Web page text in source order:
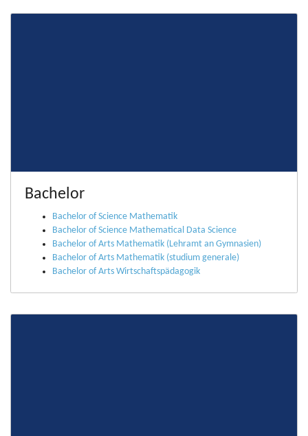
Bachelor
Bachelor of Science Mathematik
Bachelor of Science Mathematical Data Science
Bachelor of Arts Mathematik (Lehramt an Gymnasien)
Bachelor of Arts Mathematik (studium generale)
Bachelor of Arts Wirtschaftspädagogik